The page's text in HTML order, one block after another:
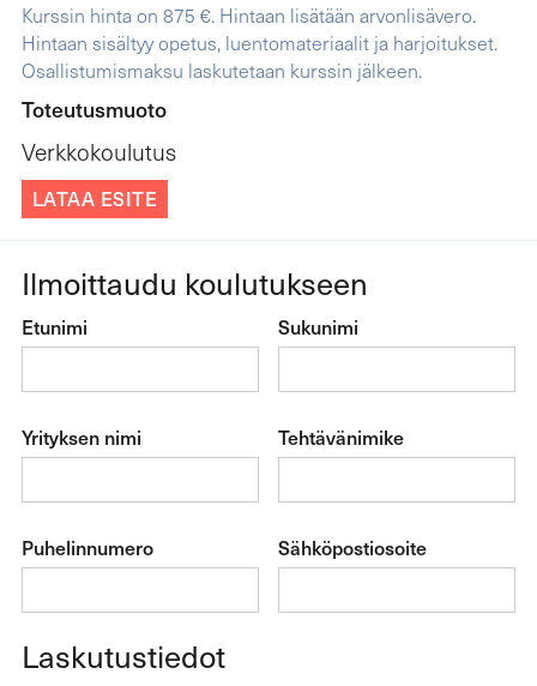
Kurssin hinta on 875 €. Hintaan lisätään arvonlisävero.
Hintaan sisältyy opetus, luentomateriaalit ja harjoitukset.
Osallistumismaksu laskutetaan kurssin jälkeen.
Toteutusmuoto
Verkkokoulutus
LATAA ESITE
Ilmoittaudu koulutukseen
Etunimi Sukunimi
Yrityksen nimi Tehtävänimike
Puhelinnumero Sähköpostiosoite
Laskutustiedot